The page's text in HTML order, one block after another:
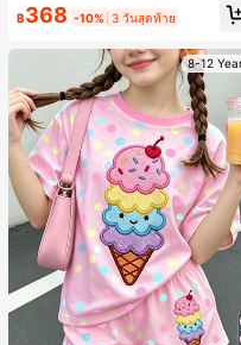
#1 ขายดี
ใน กระเป๋า เสื้อคลุมลำลอง
ลูกค้ากลับมาซื้อซ้ำ!
฿368 -10% 3 วันสุดท้าย
8-12